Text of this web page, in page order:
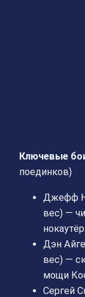
Ключевые
поединков)
Джефф
вес) —
Дэн
вес) —
мощи
Сергей